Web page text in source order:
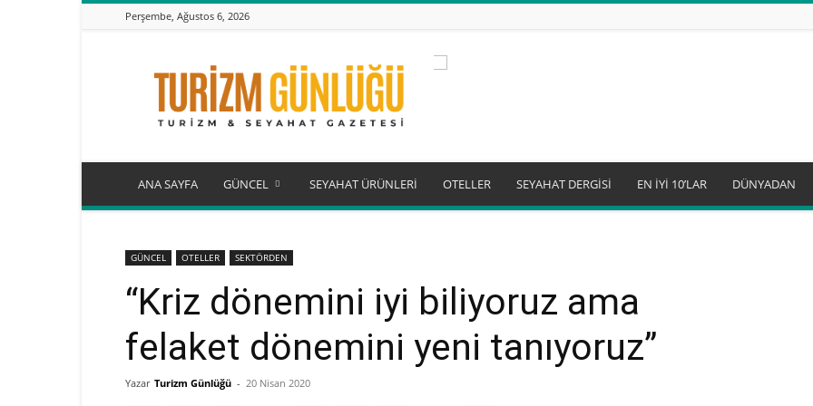
Perşembe, Ağustos 6, 2026
Turizm
Günlüğü
ANA SAYFA GÜNCEL SEYAHAT ÜRÜNLERİ OTELLER SEYAHAT DERGİSİ EN İYİ 10’LAR DÜNYADAN
GÜNCEL OTELLER SEKTÖRDEN
“Kriz dönemini iyi biliyoruz ama
felaket dönemini yeni tanıyoruz”
Yazar Turizm Günlüğü - 20 Nisan 2020